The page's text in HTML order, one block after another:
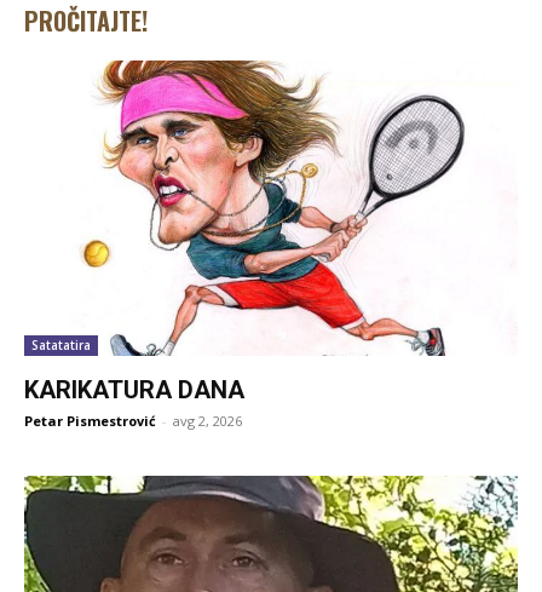
PROČITAJTE!
Satatatira
KARIKATURA DANA
Petar Pismestrović - avg 2, 2026